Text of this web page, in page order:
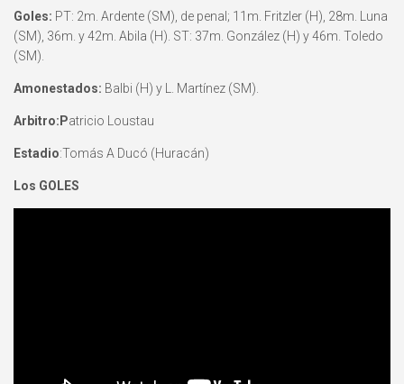
Goles: PT: 2m. Ardente (SM), de penal; 11m. Fritzler (H), 28m. Luna
(SM), 36m. y 42m. Abila (H). ST: 37m. González (H) y 46m. Toledo
(SM).
Amonestados: Balbi (H) y L. Martínez (SM).
Arbitro:Patricio Loustau
Estadio:Tomás A Ducó (Huracán)
Los GOLES